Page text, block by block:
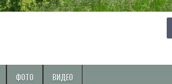
ФОТО ВИДЕО